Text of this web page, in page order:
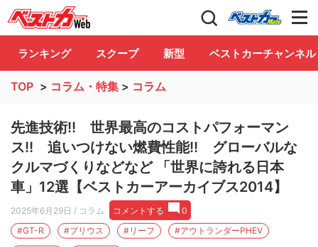
自動車情報誌「ベストカー」 Club
ランキング スクープ 新型 ベストカーチャンネル
TOP > コラム・特集 > コラム
先進技術!! 世界最高のコストパフォーマン
ス!! 追いつけない燃費性能!! グローバルな
クルマづくりなどなど 「世界に誇れる日本
車」12選【ベストカーアーカイブス2014】
2025年6月29日 / コラム コメントする
0
#GT-R
#プリウス #リーフ #アウトランダーPHEV